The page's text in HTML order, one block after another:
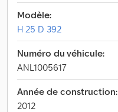
Modèle:
H 25 D 392
Numéro du véhicule:
ANL1005617
Année de construction:
2012